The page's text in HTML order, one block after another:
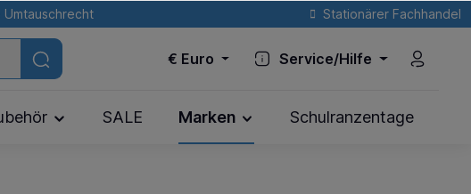
Umtauschrecht Stationärer Fachhandel
€ Euro Service/Hilfe
SALE Marken Schulranzentage